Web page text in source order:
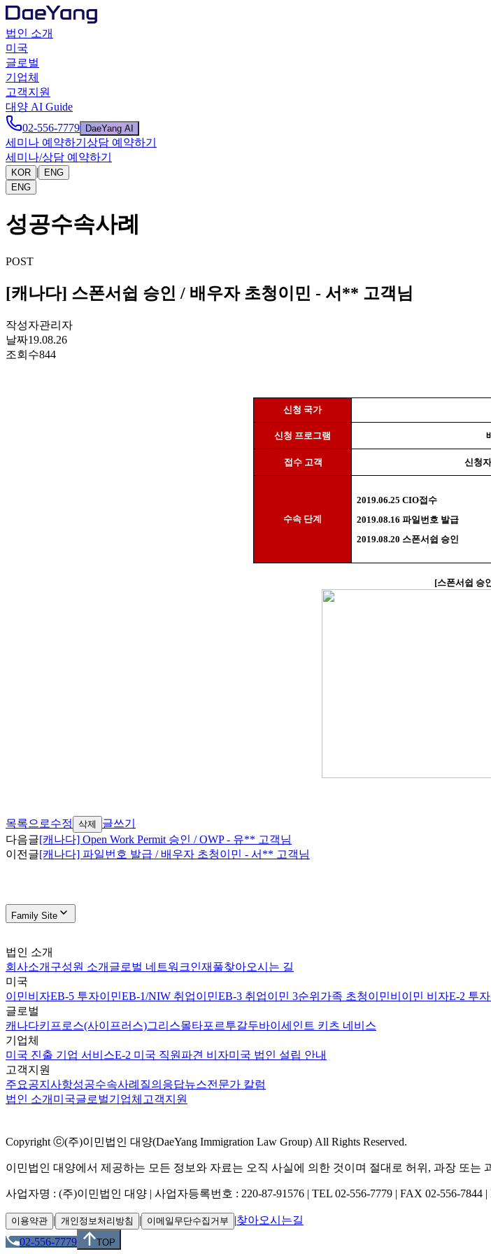
법인 소개
미국
글로벌
기업체
고객지원
대양 AI Guide
02-556-7779
DaeYang AI
세미나 예약하기 상담 예약하기
세미나/상담 예약하기
KOR |
ENG
ENG
성공수속사례
POST
[캐나다] 스폰서쉽 승인 / 배우자 초청이민 - 서** 고객님
작성자관리자
날짜19.08.26
조회수844
신청 국가
신청 프로그램
접수 고객 신청자
수속 단계
2019.06.25 CIO접수
2019.08.16 파일번호 발급
2019.08.20 스폰서쉽 승인
[스폰서쉽 승
목록으로수정 삭제
글쓰기
다음글[캐나다] Open Work Permit 승인 / OWP - 유** 고객님
이전글[캐나다] 파일번호 발급 / 배우자 초청이민 - 서** 고객님
Family Site
법인 소개
회사소개 구성원 소개 글로벌 네트워크인재풀찾아오시는 길
미국
이민비자EB-5 투자이민EB-1/NIW 취업이민EB-3 취업이민 3순위 가족 초청이민비이민 비자E-2 투
글로벌
캐나다키프로스(사이프러스)그리스몰타포르투갈두바이 세인트 키츠 네비스
기업체
미국 진출 기업 서비스E-2 미국 직원파견 비자미국 법인 설립 안내
고객지원
주요공지사항성공수속사례 질의응답뉴스전문가 칼럼
법인 소개 미국글로벌기업체 고객지원
Copyright ⓒ(주)이민법인 대양(DaeYang Immigration Law Group) All Rights Reserved.
이민법인 대양에서 제공하는 모든 정보와 자료는 오직 사실에 의한 것이며 절대로 허위, 과장 또는
사업자명 : (주)이민법인 대양 | 사업자등록번호 : 220-87-91576 | TEL 02-556-7779 | FAX 02-556-7844
이용약관 | 개인정보처리방침 | 이메일무단수집거부 |찾아오시는길
02-556-7779
TOP